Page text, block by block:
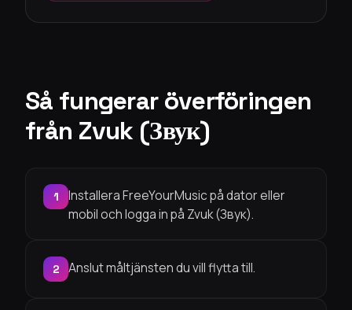
Så fungerar överföringen
från Zvuk (Звук)
1
Installera FreeYourMusic på dator eller
mobil och logga in på Zvuk (Звук).
2 Anslut måltjänsten du vill flytta till.